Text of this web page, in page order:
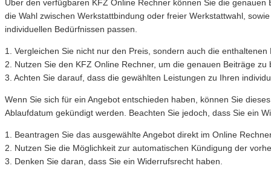
Über den verfügbaren KFZ Online Rechner können Sie die
die Wahl zwischen Werkstattbindung oder freier Werkstattwahl,
individuellen Bedürfnissen passen.
1. Vergleichen Sie nicht nur den Preis, sondern auch die
2. Nutzen Sie den KFZ Online Rechner, um die genauen Beiträge
3. Achten Sie darauf, dass die gewählten Leistungen zu Ihren
Wenn Sie sich für ein Angebot entschieden haben, können Sie
Ablaufdatum gekündigt werden. Beachten Sie jedoch, dass Sie ein
1. Beantragen Sie das ausgewählte Angebot direkt im Online
2. Nutzen Sie die Möglichkeit zur automatischen Kündigung der
3. Denken Sie daran, dass Sie ein Widerrufsrecht haben.